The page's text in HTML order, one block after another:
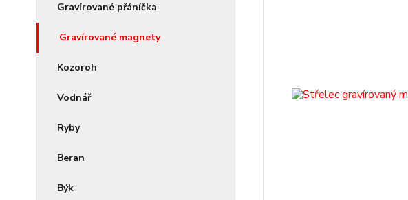
Gravírované přáníčka
Gravírované magnety
Kozoroh
Vodnář
Ryby
Beran
Býk